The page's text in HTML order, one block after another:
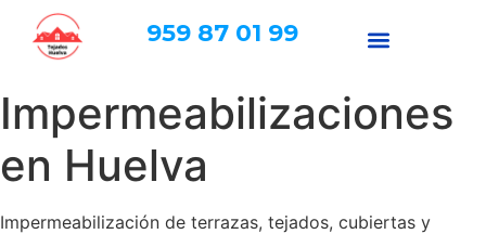
959 87 01 99
Impermeabilizaciones
en Huelva
Impermeabilización de terrazas, tejados, cubiertas y